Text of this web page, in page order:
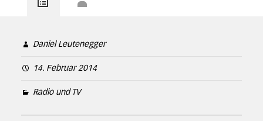
Daniel Leutenegger
14. Februar 2014
Radio und TV